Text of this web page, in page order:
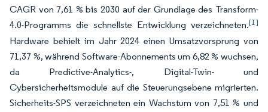
CAGR von 7,61 % bis 2030 auf der Grundlage des Transform-
4.0-Programms die schnellste Entwicklung verzeichneten.[1]
Hardware behielt im Jahr 2024 einen Umsatzvorsprung von
71,37 %, während Software-Abonnements um 6,82 % wuchsen,
da Predictive-Analytics-, Digital-Twin- und
Cybersicherheitsmodule auf die Steuerungsebene migrierten.
Sicherheits-SPS verzeichneten ein Wachstum von 7,51 % und